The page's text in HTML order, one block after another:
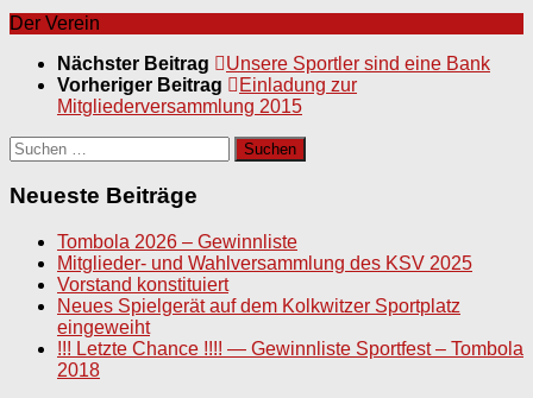
Der Verein
Nächster Beitrag
Unsere Sportler sind eine Bank
Vorheriger Beitrag
Einladung zur
Mitgliederversammlung 2015
Suchen
nach:
Neueste Beiträge
Tombola 2026 – Gewinnliste
Mitglieder- und Wahlversammlung des KSV 2025
Vorstand konstituiert
Neues Spielgerät auf dem Kolkwitzer Sportplatz
eingeweiht
!!! Letzte Chance !!!! — Gewinnliste Sportfest – Tombola
2018